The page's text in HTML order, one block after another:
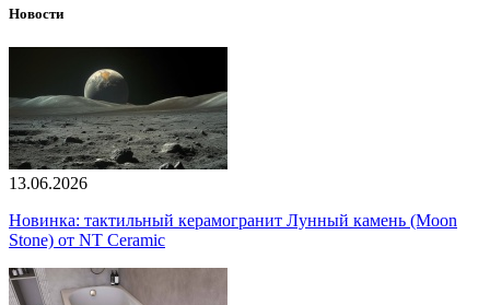
Новости
13.06.2026
Новинка: тактильный керамогранит Лунный камень (Moon
Stone) от NT Ceramic